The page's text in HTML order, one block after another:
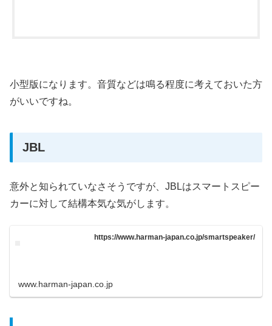
小型版になります。音質などは鳴る程度に考えておいた方
がいいですね。
JBL
意外と知られていなさそうですが、JBLはスマートスピー
カーに対して結構本気な気がします。
https://www.harman-japan.co.jp/smartspeaker/
www.harman-japan.co.jp